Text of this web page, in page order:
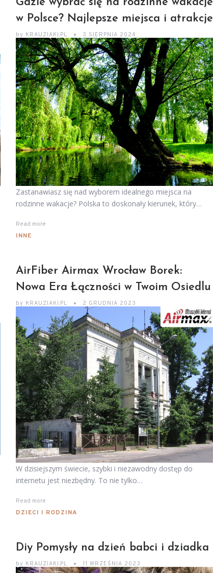
w Polsce? Najlepsze miejsca i atrakcje
by KRAUZIAKI.PL 3 SIERPNIA 2024
Zastanawiasz się nad wyborem idealnego miejsca na
rodzinne wakacje? Polska to doskonały kierunek, który…
Read more
INNE
AirFiber Airmax Wrocław Borek:
Nowa Era Łączności w Twoim Osiedlu
by KRAUZIAKI.PL 2 GRUDNIA 2023
W dzisiejszym świecie, szybki i niezawodny dostęp do
internetu jest niezbędny. To nie tylko…
Read more
DZIECI I RODZINA
Diy Pomysły na dzień babci i dziadka
by KRAUZIAKI.PL 11 WRZEŚNIA 2023